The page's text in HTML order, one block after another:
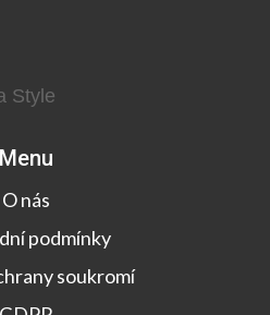
Menu
O nás
podmínky
soukromí